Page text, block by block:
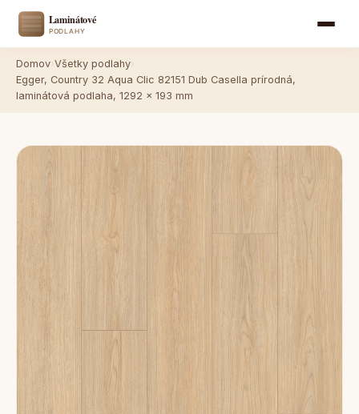
Domov Všetky podlahy
Egger, Country 32 Aqua Clic 82151 Dub Casella prírodná,
laminátová podlaha, 1292 x 193 mm